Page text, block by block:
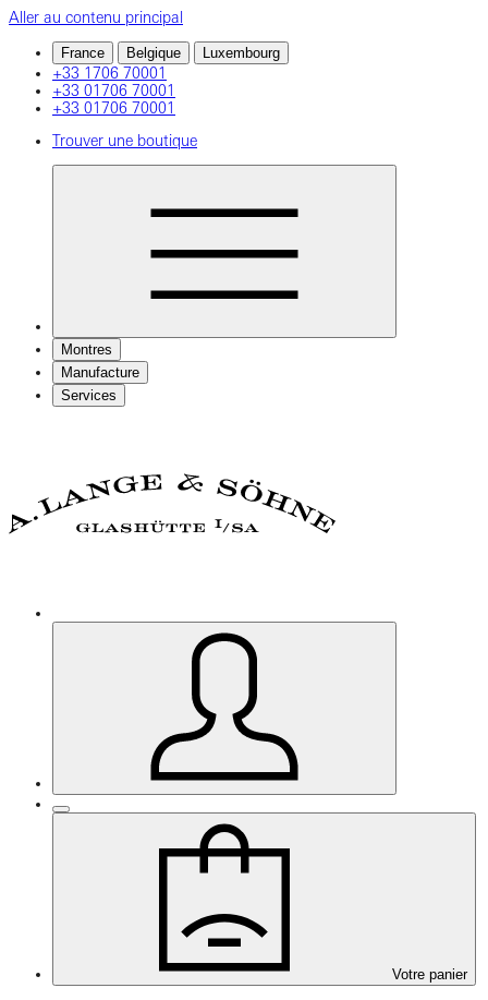
Aller au contenu principal
France Belgique Luxembourg
+33 1706 70001
+33 01706 70001
+33 01706 70001
Trouver une boutique
Montres
Manufacture
Services
Votre panier